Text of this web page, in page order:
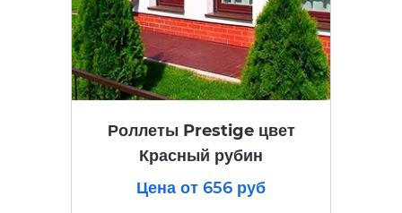
Роллеты Prestige цвет
Красный рубин
Цена от 656 руб